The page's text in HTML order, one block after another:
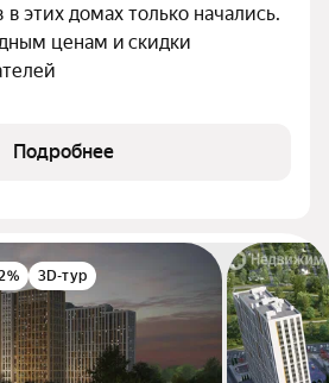
этих домах только начались.
ценам и скидки
Подробнее
3D-тур